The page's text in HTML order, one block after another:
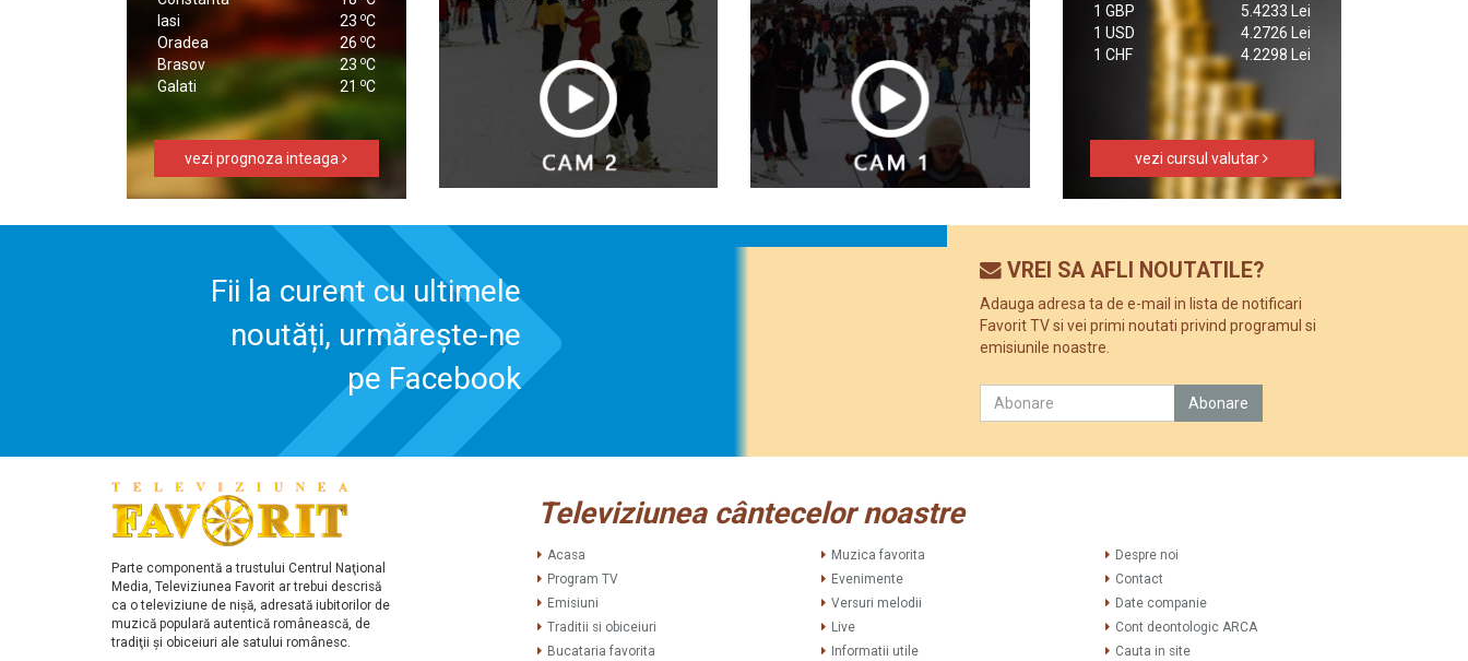
Iasi
23 oC
Oradea
26 oC
Brasov
23 oC
Galati
21 oC
vezi prognoza inteaga
1 GBP
5.4233 Lei
1 USD
4.2726 Lei
1 CHF
4.2298 Lei
vezi cursul valutar
Fii la curent cu ultimele
noutăți, urmărește-ne
pe Facebook
VREI SA AFLI NOUTATILE?
Adauga adresa ta de e-mail in lista de notificari
Favorit TV si vei primi noutati privind programul si
emisiunile noastre.
Parte componentă a trustului Centrul Naţional
Media, Televiziunea Favorit ar trebui descrisă
ca o televiziune de nişă, adresată iubitorilor de
muzică populară autentică românească, de
tradiţii şi obiceiuri ale satului românesc.
Televiziunea cântecelor noastre
Acasa
Program TV
Emisiuni
Traditii si obiceiuri
Bucataria favorita
Muzica favorita
Evenimente
Versuri melodii
Live
Informatii utile
Despre noi
Contact
Date companie
Cont deontologic ARCA
Cauta in site